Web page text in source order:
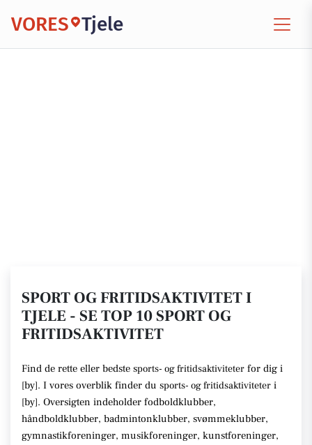
VORES Tjele
SPORT OG FRITIDSAKTIVITET I
TJELE - SE TOP 10 SPORT OG
FRITIDSAKTIVITET
Find de rette eller bedste sports- og fritidsaktiviteter for dig i
[by]. I vores overblik finder du sports- og fritidsaktiviteter i
[by]. Oversigten indeholder fodboldklubber,
håndboldklubber, badmintonklubber, svømmeklubber,
gymnastikforeninger, musikforeninger, kunstforeninger,